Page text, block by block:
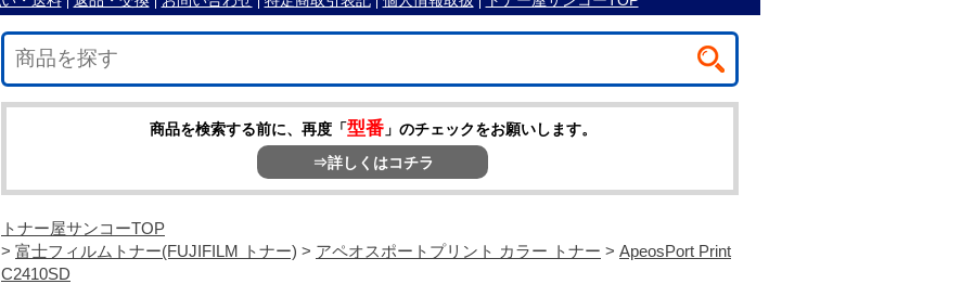
商品を検索する前に、再度「型番」のチェックをお願いします。
⇒詳しくはコチラ
トナー屋サンコーTOP
> 富士フィルムトナー(FUJIFILM トナー) > アペオスポートプリント カラー トナー > ApeosPort Print
C2410SD